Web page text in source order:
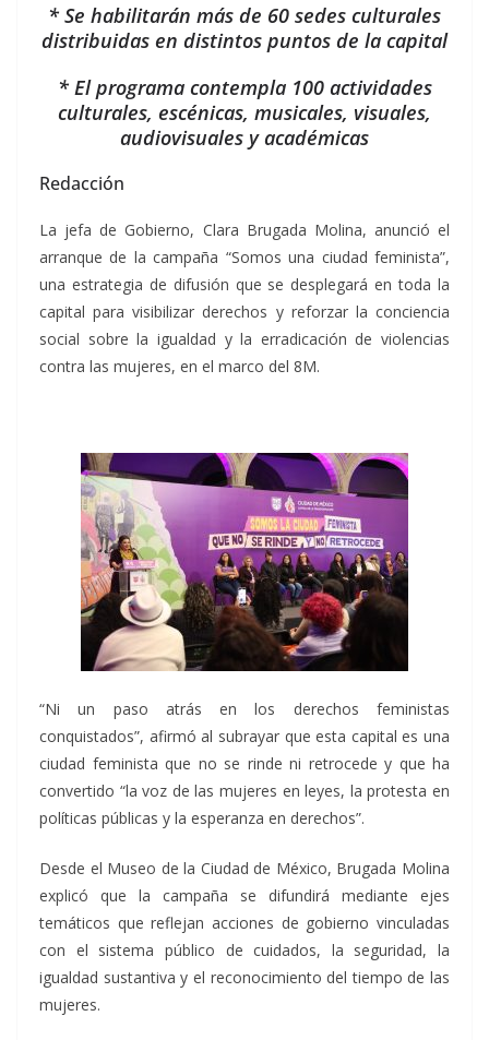
* Se habilitarán más de 60 sedes culturales
distribuidas en distintos puntos de la capital
* El programa contempla 100 actividades
culturales, escénicas, musicales, visuales,
audiovisuales y académicas
Redacción
La jefa de Gobierno, Clara Brugada Molina, anunció el
arranque de la campaña “Somos una ciudad feminista”,
una estrategia de difusión que se desplegará en toda la
capital para visibilizar derechos y reforzar la conciencia
social sobre la igualdad y la erradicación de violencias
contra las mujeres, en el marco del 8M.
“Ni un paso atrás en los derechos feministas
conquistados”, afirmó al subrayar que esta capital es una
ciudad feminista que no se rinde ni retrocede y que ha
convertido “la voz de las mujeres en leyes, la protesta en
políticas públicas y la esperanza en derechos”.
Desde el Museo de la Ciudad de México, Brugada Molina
explicó que la campaña se difundirá mediante ejes
temáticos que reflejan acciones de gobierno vinculadas
con el sistema público de cuidados, la seguridad, la
igualdad sustantiva y el reconocimiento del tiempo de las
mujeres.